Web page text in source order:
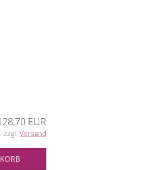
EUR
zzgl. Versand